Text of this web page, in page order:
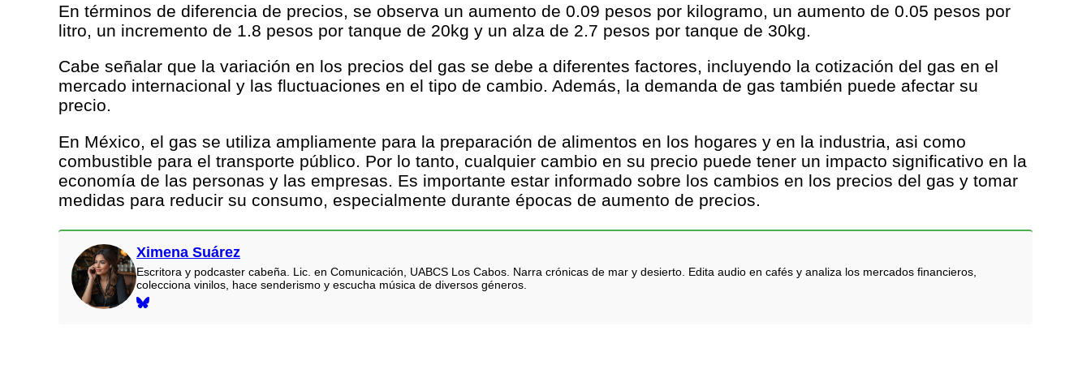
En términos de diferencia de precios, se observa un aumento de 0.09 pesos por kilogramo, un aumento de 0.05 pesos por
litro, un incremento de 1.8 pesos por tanque de 20kg y un alza de 2.7 pesos por tanque de 30kg.
Cabe señalar que la variación en los precios del gas se debe a diferentes factores, incluyendo la cotización del gas en el
mercado internacional y las fluctuaciones en el tipo de cambio. Además, la demanda de gas también puede afectar su
precio.
En México, el gas se utiliza ampliamente para la preparación de alimentos en los hogares y en la industria, asi como
combustible para el transporte público. Por lo tanto, cualquier cambio en su precio puede tener un impacto significativo en la
economía de las personas y las empresas. Es importante estar informado sobre los cambios en los precios del gas y tomar
medidas para reducir su consumo, especialmente durante épocas de aumento de precios.
Ximena Suárez
Escritora y podcaster cabeña. Lic. en Comunicación, UABCS Los Cabos. Narra crónicas de mar y desierto. Edita audio en cafés y analiza los mercados financieros,
colecciona vinilos, hace senderismo y escucha música de diversos géneros.